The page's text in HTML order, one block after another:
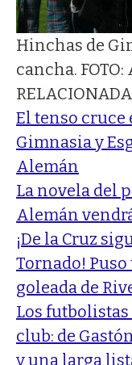
Hinchas de
cancha. FOTO:
El tenso cruce
Gimnasia y
Alemán
La novela del
Alemán
¡De la Cruz
Tornado!
goleada de
Los
club: de
y una larga